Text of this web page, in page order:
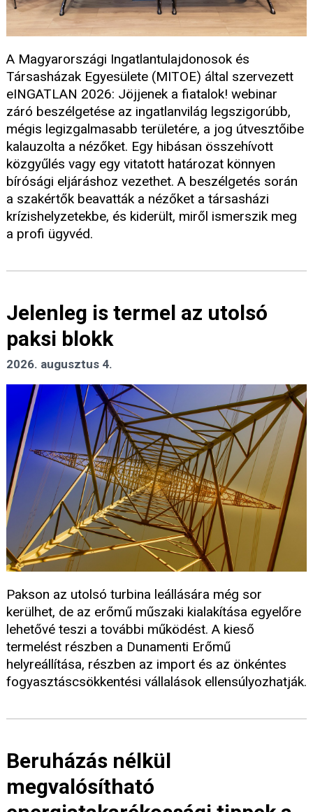
A Magyarországi Ingatlantulajdonosok és
Társasházak Egyesülete (MITOE) által szervezett
eINGATLAN 2026: Jöjjenek a fiatalok! webinar
záró beszélgetése az ingatlanvilág legszigorúbb,
mégis legizgalmasabb területére, a jog útvesztőibe
kalauzolta a nézőket. Egy hibásan összehívott
közgyűlés vagy egy vitatott határozat könnyen
bírósági eljáráshoz vezethet. A beszélgetés során
a szakértők beavatták a nézőket a társasházi
krízishelyzetekbe, és kiderült, miről ismerszik meg
a profi ügyvéd.
Jelenleg is termel az utolsó
paksi blokk
2026. augusztus 4.
Pakson az utolsó turbina leállására még sor
kerülhet, de az erőmű műszaki kialakítása egyelőre
lehetővé teszi a további működést. A kieső
termelést részben a Dunamenti Erőmű
helyreállítása, részben az import és az önkéntes
fogyasztáscsökkentési vállalások ellensúlyozhatják.
Beruházás nélkül
megvalósítható